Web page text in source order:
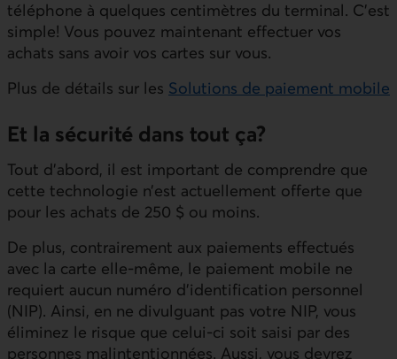
téléphone à quelques centimètres du terminal. C’est
simple! Vous pouvez maintenant effectuer vos
achats sans avoir vos cartes sur vous.
Plus de détails sur les Solutions de paiement mobile
Et la sécurité dans tout ça?
Tout d’abord, il est important de comprendre que
cette technologie n’est actuellement offerte que
pour les achats de 250 $ ou moins.
De plus, contrairement aux paiements effectués
avec la carte elle-même, le paiement mobile ne
requiert aucun numéro d’identification personnel
(NIP). Ainsi, en ne divulguant pas votre NIP, vous
éliminez le risque que celui-ci soit saisi par des
personnes malintentionnées. Aussi, vous devrez